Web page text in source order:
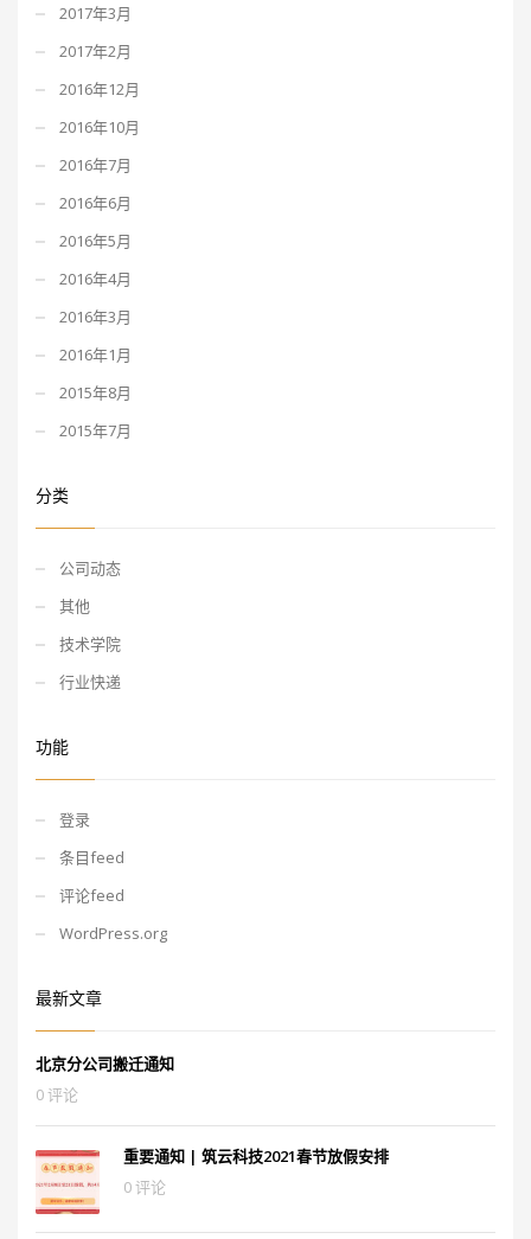
2017年3月
2017年2月
2016年12月
2016年10月
2016年7月
2016年6月
2016年5月
2016年4月
2016年3月
2016年1月
2015年8月
2015年7月
分类
公司动态
其他
技术学院
行业快递
功能
登录
条目feed
评论feed
WordPress.org
最新文章
北京分公司搬迁通知
0 评论
重要通知 | 筑云科技2021春节放假安排
0 评论